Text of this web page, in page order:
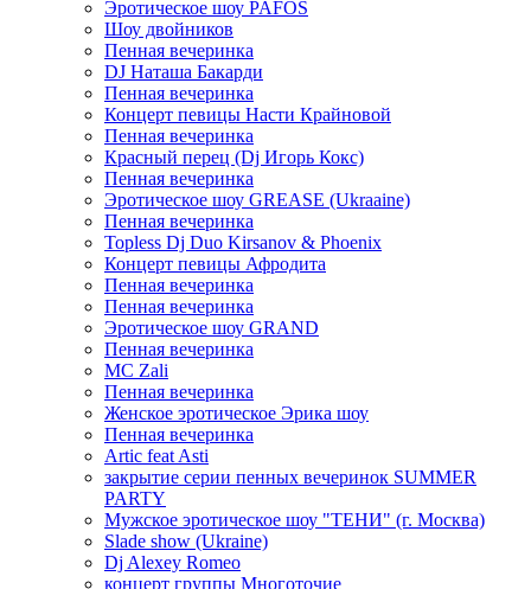
Эротическое шоу PAFOS
Шоу двойников
Пенная вечеринка
DJ Наташа Бакарди
Пенная вечеринка
Концерт певицы Насти Крайновой
Пенная вечеринка
Красный перец (Dj Игорь Кокс)
Пенная вечеринка
Эротическое шоу GREASE (Ukraaine)
Пенная вечеринка
Topless Dj Duo Kirsanov & Phoenix
Концерт певицы Афродита
Пенная вечеринка
Пенная вечеринка
Эротическое шоу GRAND
Пенная вечеринка
MC Zali
Пенная вечеринка
Женское эротическое Эрика шоу
Пенная вечеринка
Artic feat Asti
закрытие серии пенных вечеринок SUMMER
PARTY
Мужское эротическое шоу "ТЕНИ" (г. Москва)
Slade show (Ukraine)
Dj Alexey Romeo
концерт группы Многоточие